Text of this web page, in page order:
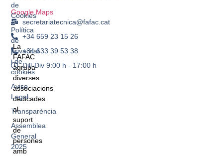
La
FAFAC
agrupa
diverses
associacions
dedicades
al
suport
de
persones
amb
de
Cookies
Política
de
privacitat
i de
cookies
Aviso
Legal
Transparència
Assemblea
General
2025
Google Maps
secretariatecnica@fafac.cat
+34 659 23 15 26
+34 633 39 53 38
Dill-Div 9:00 h - 17:00 h